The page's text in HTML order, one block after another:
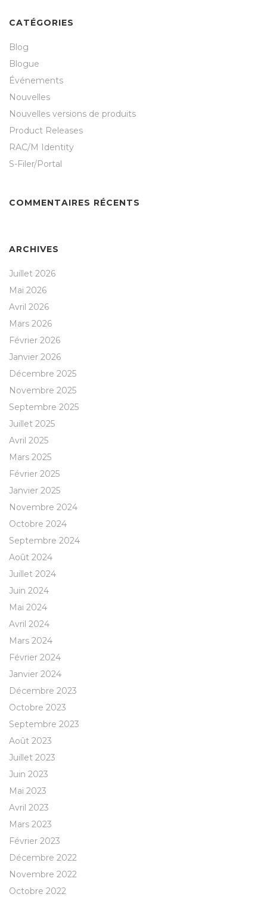
CATÉGORIES
Blog
Blogue
Événements
Nouvelles
Nouvelles versions de produits
Product Releases
RAC/M Identity
S-Filer/Portal
COMMENTAIRES RÉCENTS
ARCHIVES
Juillet 2026
Mai 2026
Avril 2026
Mars 2026
Février 2026
Janvier 2026
Décembre 2025
Novembre 2025
Septembre 2025
Juillet 2025
Avril 2025
Mars 2025
Février 2025
Janvier 2025
Novembre 2024
Octobre 2024
Septembre 2024
Août 2024
Juillet 2024
Juin 2024
Mai 2024
Avril 2024
Mars 2024
Février 2024
Janvier 2024
Décembre 2023
Octobre 2023
Septembre 2023
Août 2023
Juillet 2023
Juin 2023
Mai 2023
Avril 2023
Mars 2023
Février 2023
Décembre 2022
Novembre 2022
Octobre 2022